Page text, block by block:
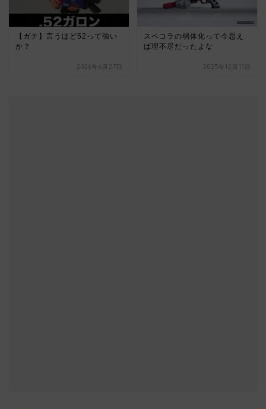
【ガチ】言うほど52って強い
か？
2026年6月27日
スペコラの弱体化って今思え
ば理不尽だったよな
2025年12月11日